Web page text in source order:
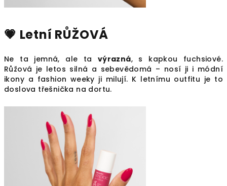
💗 Letní RŮŽOVÁ
Ne ta jemná, ale ta výrazná, s kapkou fuchsiové.
Růžová je letos silná a sebevědomá – nosí ji i módní
ikony a fashion weeky ji milují. K letnímu outfitu je to
doslova třešnička na dortu.